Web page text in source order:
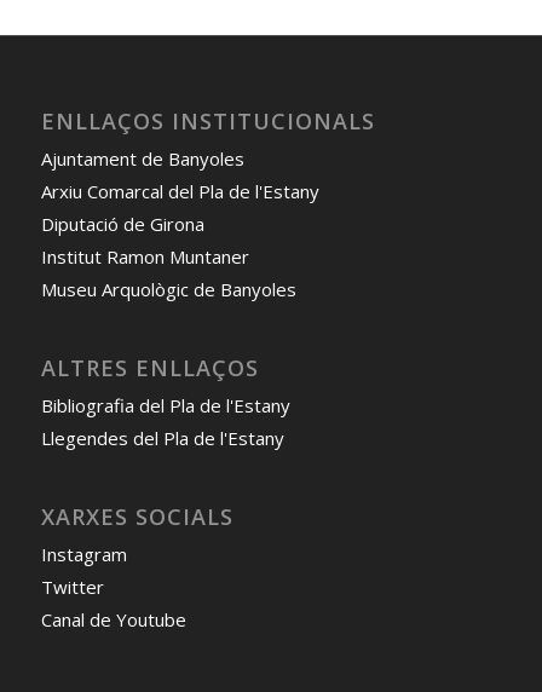
ENLLAÇOS INSTITUCIONALS
Ajuntament de Banyoles
Arxiu Comarcal del Pla de l'Estany
Diputació de Girona
Institut Ramon Muntaner
Museu Arquològic de Banyoles
ALTRES ENLLAÇOS
Bibliografia del Pla de l'Estany
Llegendes del Pla de l'Estany
XARXES SOCIALS
Instagram
Twitter
Canal de Youtube